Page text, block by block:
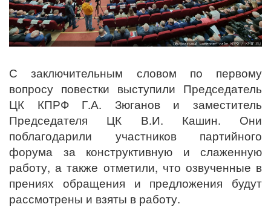
С заключительным словом по первому
вопросу повестки выступили Председатель
ЦК КПРФ Г.А. Зюганов и заместитель
Председателя ЦК В.И. Кашин. Они
поблагодарили участников партийного
форума за конструктивную и слаженную
работу, а также отметили, что озвученные в
прениях обращения и предложения будут
рассмотрены и взяты в работу.